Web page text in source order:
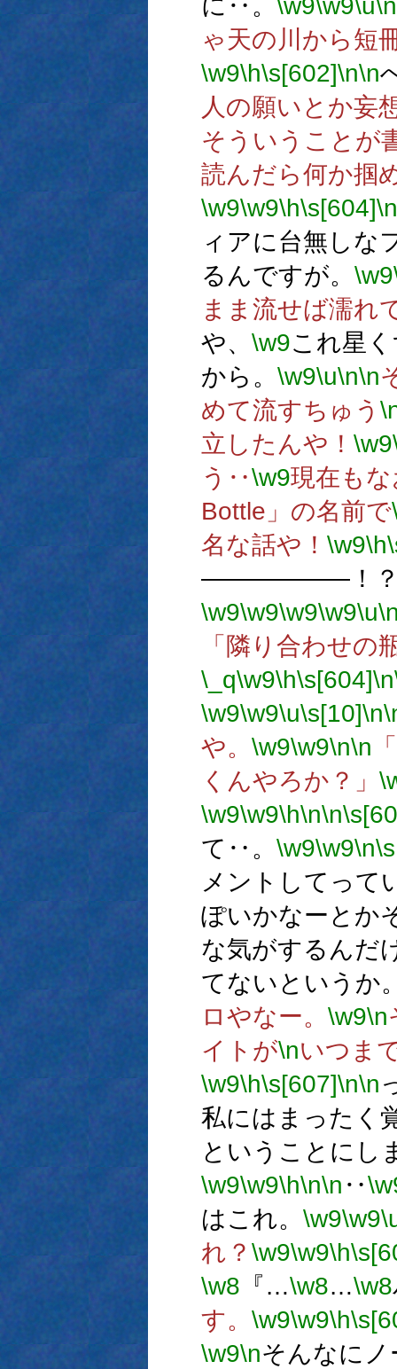
に‥。 \w9\w9\u\n
ゃ天の川から短
\w9\h\s[602]\n\n
人の願いとか妄
そういうことが
読んだら何か掴
\w9\w9\h\s[604]\n
ィアに台無しな
るんですが。 \w9
まま流せば濡れ
や、 \w9これ星
から。 \w9\u\n\n
めて流すちゅう
立したんや！ \w9
う‥\w9現在も
Bottle」の名前で
名な話や！ \w9\h
――――――！
\w9\w9\w9\w9\u
「隣り合わせの
\_q\w9\h\s[604]\n
\w9\w9\u\s[10]\n
や。 \w9\w9\n\n
くんやろか？」
\w9\w9\h\n\n
て‥。 \w9\w9\n
メントしてって
ぽいかなーとか
な気がするんだ
てないというか
ロやなー。 \w9\n
イトが\nいつま
\w9\h\s[607]\n\n
私にはまったく
ということにし
\w9\w9\h\n\n ‥
はこれ。 \w9\w9
れ？ \w9\w9\h
\w8 『…\w8…\w8
す。 \w9\w9\h
\w9\nそんなに